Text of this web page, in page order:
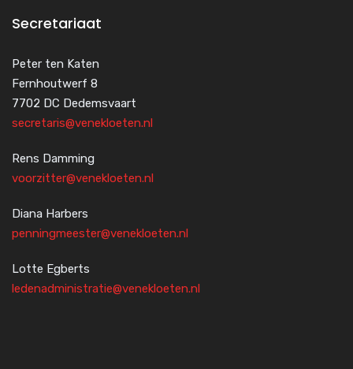
Secretariaat
Peter ten Katen
Fernhoutwerf 8
7702 DC Dedemsvaart
secretaris@venekloeten.nl
Rens Damming
voorzitter@venekloeten.nl
Diana Harbers
penningmeester@venekloeten.nl
Lotte Egberts
ledenadministratie@venekloeten.nl